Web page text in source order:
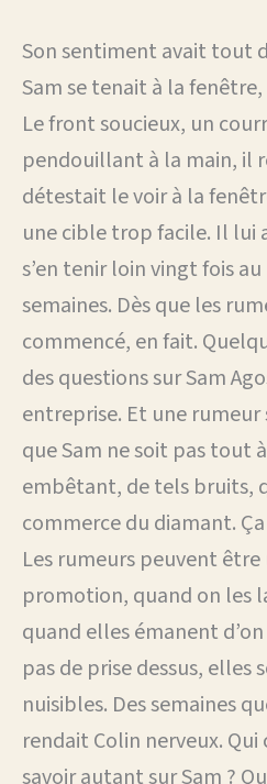
Son sentiment avait tout
Sam se tenait à la
Le front soucieux, un
pendouillant à la main, il
détestait le voir à la
une cible trop facile. Il lui
s’en tenir loin vingt fois
semaines. Dès que les
commencé, en fait.
des questions sur Sam
entreprise. Et une
que Sam ne soit pas tout
embêtant, de tels bruits,
commerce du diamant.
Les rumeurs peuvent
promotion, quand on les
quand elles émanent d’on
pas de prise dessus, elles
nuisibles. Des semaines
rendait Colin nerveux.
savoir autant sur Sam ?